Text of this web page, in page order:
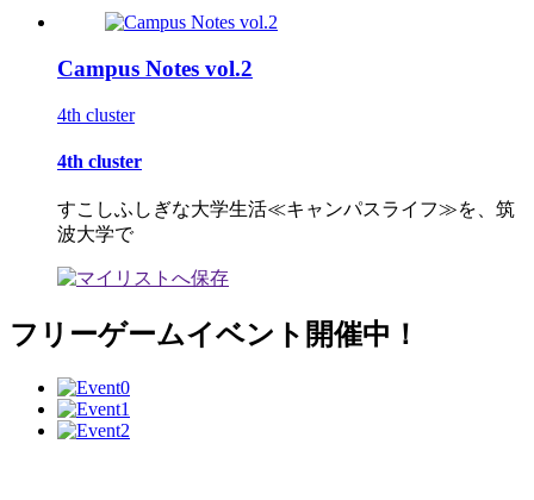
Campus Notes vol.2
4th cluster
4th cluster
すこしふしぎな大学生活≪キャンパスライフ≫を、筑
波大学で
フリーゲームイベント開催中！